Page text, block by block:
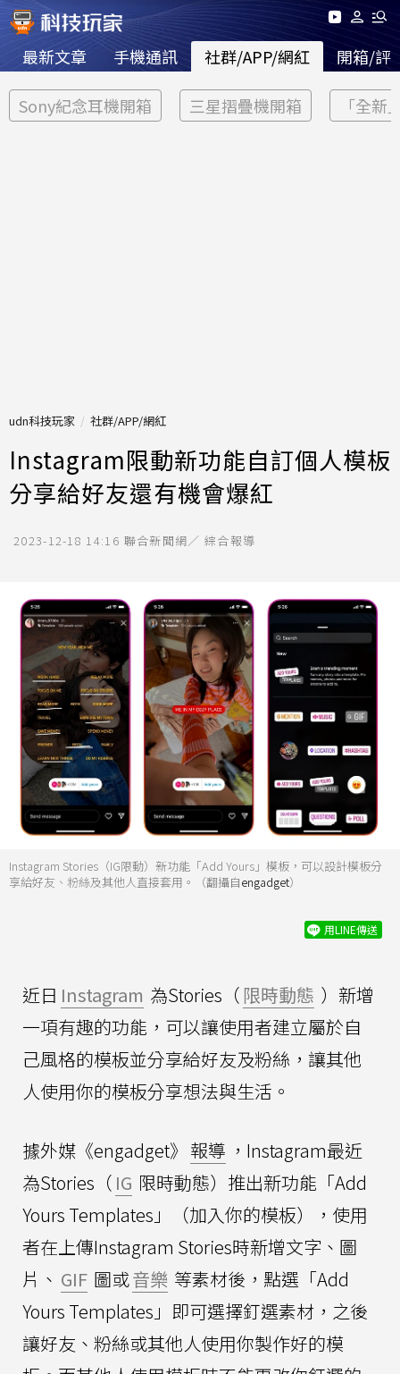
最新文章 手機通訊 社群/APP/網紅 開箱/評
Sony紀念耳機開箱 三星摺疊機開箱 「全新
udn科技玩家 社群/APP/網紅
Instagram限動新功能自訂個人模板
分享給好友還有機會爆紅
2023-12-18 14:16 聯合新聞網／ 綜合報導
Instagram Stories（IG限動）新功能「Add Yours」模板，可以設計模板分
享給好友、粉絲及其他人直接套用。（翻攝自engadget）
用LINE傳送
近日 Instagram 為Stories（ 限時動態 ）新增
一項有趣的功能，可以讓使用者建立屬於自
己風格的模板並分享給好友及粉絲，讓其他
人使用你的模板分享想法與生活。
據外媒《engadget》 報導 ，Instagram最近
為Stories（ IG 限時動態）推出新功能「Add
Yours Templates」（加入你的模板），使用
者在上傳Instagram Stories時新增文字、圖
片、 GIF 圖或音樂 等素材後，點選「Add
Yours Templates」即可選擇釘選素材，之後
讓好友、粉絲或其他人使用你製作好的模